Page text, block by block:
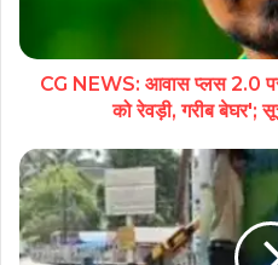
CG NEWS: आवास प्लस 2.0
को रेवड़ी, गरीब बेघर';